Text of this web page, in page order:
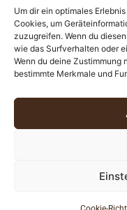
Um dir ein optimales
Cookies, um
zuzugreifen. Wenn du
wie das Surfverhalten oder
Wenn du deine
bestimmte Merkmale und
Über uns
Impressum
© 2026